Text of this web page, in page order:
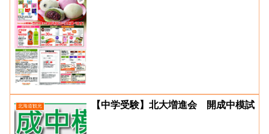
北海道観光 【中学受験】北大増進会 開成中模試